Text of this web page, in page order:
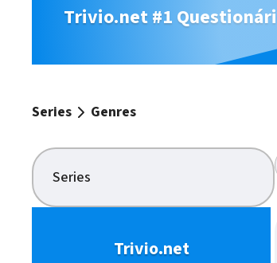
Trivio.net #1
Series Genres
Series
Trivio.net